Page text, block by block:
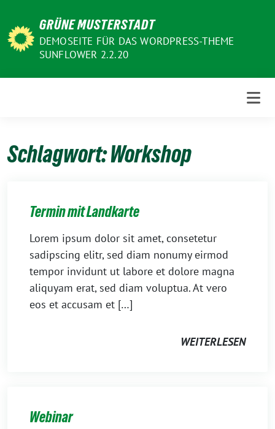
zum
Inhalt
GRÜNE MUSTERSTADT
DEMOSEITE FÜR DAS WORDPRESS-THEME
SUNFLOWER 2.2.20
Schlagwort:Workshop
Termin mit Landkarte
Lorem ipsum dolor sit amet, consetetur
sadipscing elitr, sed diam nonumy eirmod
tempor invidunt ut labore et dolore magna
aliquyam erat, sed diam voluptua. At vero
eos et accusam et […]
WEITERLESEN
Webinar